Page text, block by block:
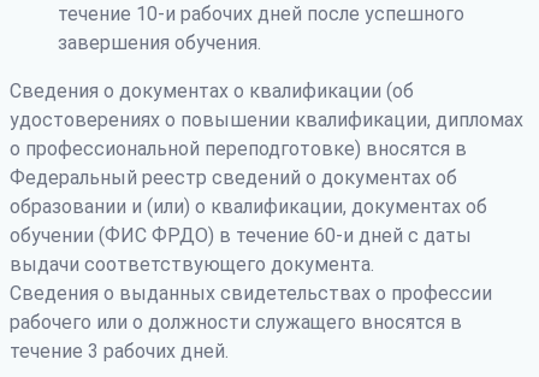
течение 10-и рабочих дней после успешного
завершения обучения.
Сведения о документах о квалификации (об
удостоверениях о повышении квалификации, дипломах
о профессиональной переподготовке) вносятся в
Федеральный реестр сведений о документах об
образовании и (или) о квалификации, документах об
обучении (ФИС ФРДО) в течение 60-и дней с даты
выдачи соответствующего документа.
Сведения о выданных свидетельствах о профессии
рабочего или о должности служащего вносятся в
течение 3 рабочих дней.